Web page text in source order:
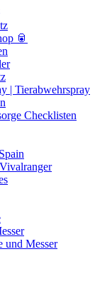
🥫
| Tierabwehrspray
Checklisten
Messer